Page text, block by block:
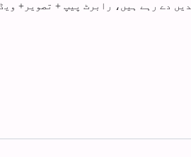
دے رہے ہیں، رابرٹ پیپ + تصویر+